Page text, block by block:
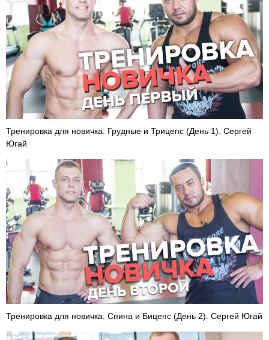
Тренировка для новичка: Грудные и Трицепс (День 1). Сергей
Югай
Тренировка для новичка: Спина и Бицепс (День 2). Сергей Югай